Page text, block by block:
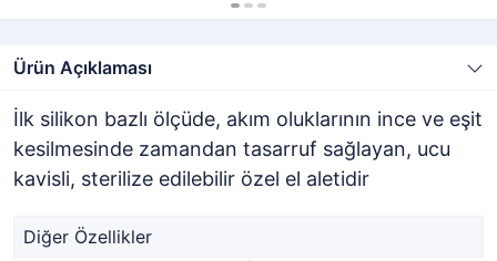
Ürün Açıklaması
İlk silikon bazlı ölçüde, akım oluklarının ince ve eşit
kesilmesinde zamandan tasarruf sağlayan, ucu
kavisli, sterilize edilebilir özel el aletidir
Diğer Özellikler